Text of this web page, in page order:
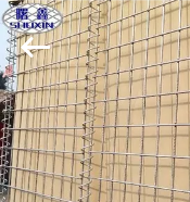
HEIM
PRODUKTE
Wire
Mesh
Co.,
Ltd..
All
Rights
Reserved.